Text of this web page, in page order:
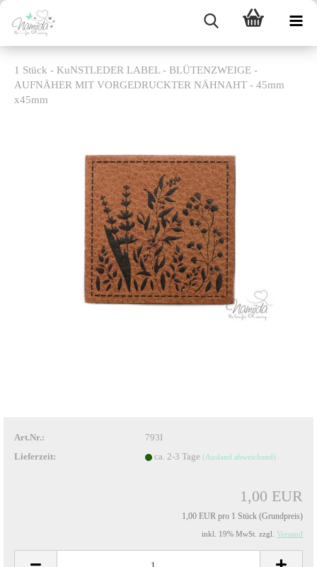
1 Stück - KuNSTLEDER LABEL - BLÜTENZWEIGE -
AUFNÄHER MIT VORGEDRUCKTER NÄHNAHT - 45mm
x45mm
Art.Nr.:
793I
Lieferzeit:
ca. 2-3 Tage (Ausland abweichend)
1,00 EUR
1,00 EUR pro 1 Stück (Grundpreis)
inkl. 19% MwSt. zzgl. Versand